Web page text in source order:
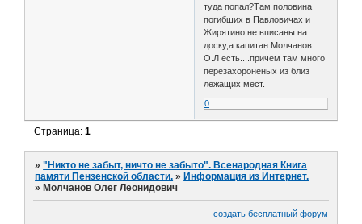
туда попал?Там половина
погибших в Павловичах и
Жирятино не вписаны на
доску,а капитан Молчанов
О.Л есть....причем там много
перезахороненых из близ
лежащих мест.
0
Страница:1
»"Никто не забыт, ничто не забыто". Всенародная Книга
памяти Пензенской области. » Информация из Интернет.
» Молчанов Олег Леонидович
создать бесплатный форум